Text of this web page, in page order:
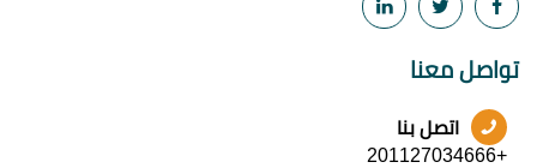
تواصل معنا
اتصل بنا
+201127034666